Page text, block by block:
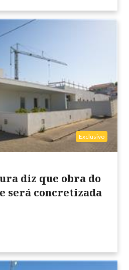
Exclusivo
diz que obra do
será concretizada